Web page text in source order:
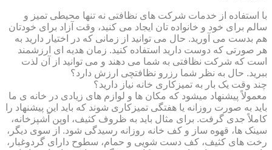
با استفاده از خدمات شرکت های نظافتی نه تنها محیطی تمیز و
سالم برای خود و خانواده تان ایجاد می کنید، وقت آزاد برای خودتان
هم بدست می آورید. حال می توانید از زمانی که در اختیار دارید به
هر صورتی که دوست دارید استفاده کنید. زمان هدیه ای ارزشمند
است که شرکت نظافتی به شما می دهند و می توانید از آن لذت
ببرید. حال به نظر شما رزرو نظافتچی ارزش دارد؟
چند وقت یک بار به تمیزکاری خانه نیاز دارید؟
معمولاً پیشنهاد میشود که مکان ها و لوازم های زیادی در خانه ی ما
باید به صورت روزانه یا هفتگی تمیزکاری شوند که باید این پیشنهاد را
کاملاً جدی گرفت. برای مثال باید به ظروف کثیف، اوپن آشپزخانه،
سینک ها، قهوه ساز و کف خانه روزانه رسیدگی شود. از سوی دیگر،
رخت های کثیف، کف دست شویی و حمام، سطوح دارای گردوغبار،